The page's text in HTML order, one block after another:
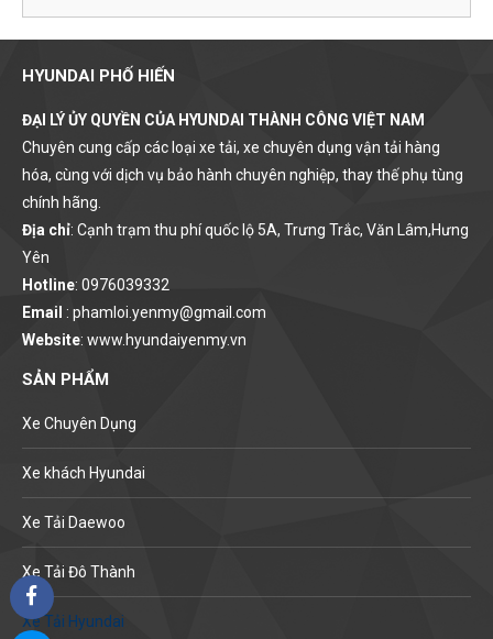
HYUNDAI PHỐ HIẾN
ĐẠI LÝ ỦY QUYỀN CỦA HYUNDAI THÀNH CÔNG VIỆT NAM
Chuyên cung cấp các loại xe tải, xe chuyên dụng vận tải hàng
hóa, cùng với dịch vụ bảo hành chuyên nghiệp, thay thế phụ tùng
chính hãng.
Địa chỉ: Cạnh trạm thu phí quốc lộ 5A, Trưng Trắc, Văn Lâm,Hưng
Yên
Hotline: 0976039332
Email : phamloi.yenmy@gmail.com
Website: www.hyundaiyenmy.vn
SẢN PHẨM
Xe Chuyên Dụng
Xe khách Hyundai
Xe Tải Daewoo
Xe Tải Đô Thành
Xe Tải Hyundai